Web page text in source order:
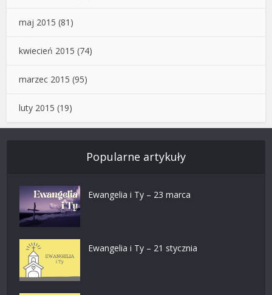
maj 2015 (81)
kwiecień 2015 (74)
marzec 2015 (95)
luty 2015 (19)
Popularne artykuły
Ewangelia i Ty – 23 marca
Ewangelia i Ty – 21 stycznia